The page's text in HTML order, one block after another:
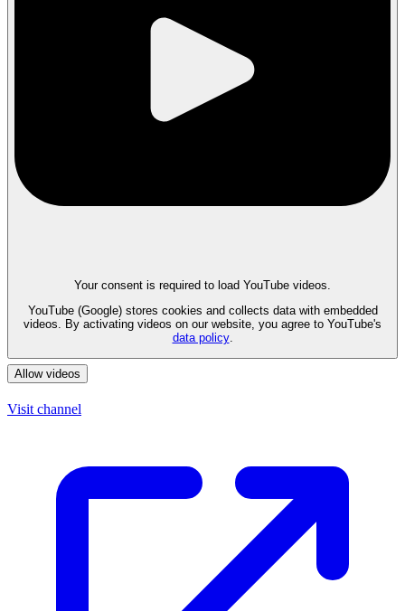
Your consent is required to load YouTube videos.
YouTube (Google) stores cookies and collects data with embedded
videos. By activating videos on our website, you agree to YouTube's
data policy.
Allow videos
Visit channel